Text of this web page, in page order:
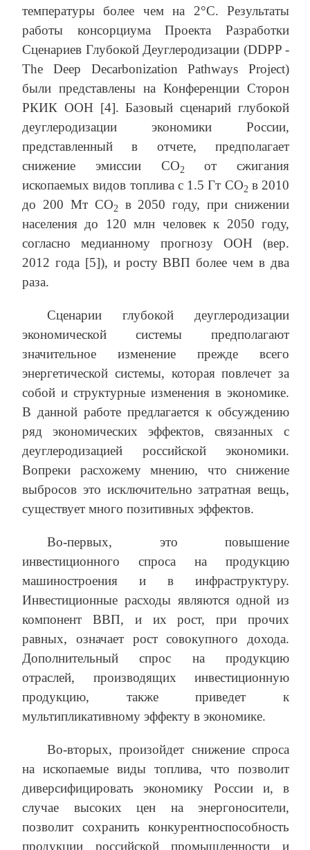
температуры более чем на 2°C. Результаты
работы консорциума Проекта Разработки
Сценариев Глубокой Деуглеродизации (DDPP -
The Deep Decarbonization Pathways Project)
были представлены на Конференции Сторон
РКИК ООН [4]. Базовый сценарий глубокой
деуглеродизации экономики России,
представленный в отчете, предполагает
снижение эмиссии СО2
от сжигания
ископаемых видов топлива с 1.5 Гт СО2 в 2010
до 200 Мт СО2
в 2050 году, при снижении
населения до 120 млн человек к 2050 году,
согласно медианному прогнозу ООН (вер.
2012 года [5]), и росту ВВП более чем в два
раза.
Сценарии глубокой деуглеродизации
экономической системы предполагают
значительное изменение прежде всего
энергетической системы, которая повлечет за
собой и структурные изменения в экономике.
В данной работе предлагается к обсуждению
ряд экономических эффектов, связанных с
деуглеродизацией российской экономики.
Вопреки расхожему мнению, что снижение
выбросов это исключительно затратная вещь,
существует много позитивных эффектов.
Во-первых, это повышение
инвестиционного спроса на продукцию
машиностроения и в инфраструктуру.
Инвестиционные расходы являются одной из
компонент ВВП, и их рост, при прочих
равных, означает рост совокупного дохода.
Дополнительный спрос на продукцию
отраслей, производящих инвестиционную
продукцию, также приведет к
мультипликативному эффекту в экономике.
Во-вторых, произойдет снижение спроса
на ископаемые виды топлива, что позволит
диверсифицировать экономику России и, в
случае высоких цен на энергоносители,
позволит сохранить конкурентноспособность
продукции российской промышленности и